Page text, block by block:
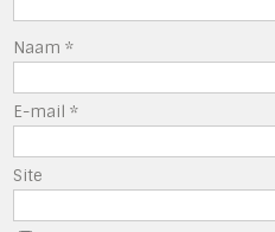
Naam*
E-mail*
Site